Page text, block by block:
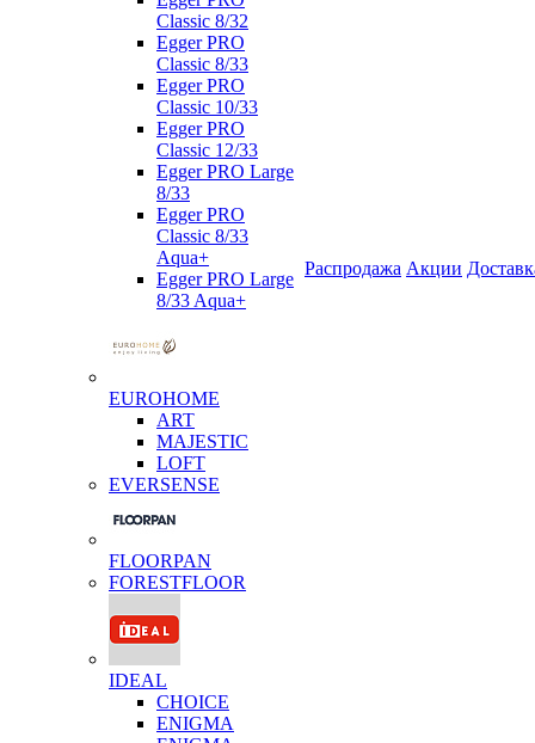
Classic 8/32
Egger PRO
Classic 8/33
Egger PRO
Classic 10/33
Egger PRO
Classic 12/33
Egger PRO Large
8/33
Egger PRO
Classic 8/33
Aqua+
Egger PRO Large
8/33 Aqua+
EUROHOME
ART
MAJESTIC
LOFT
EVERSENSE
FLOORPAN
FORESTFLOOR
IDEAL
CHOICE
ENIGMA
Распродажа Акции